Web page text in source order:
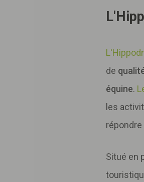
de
équine.
les
Situé en